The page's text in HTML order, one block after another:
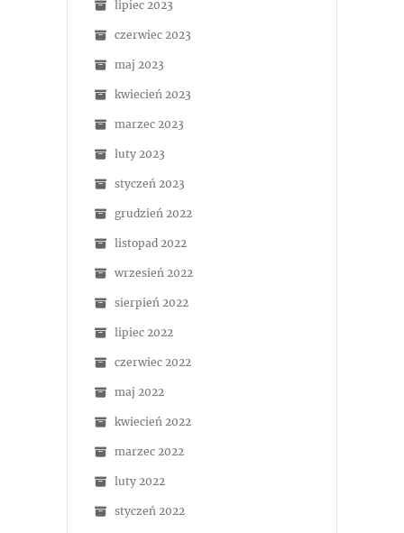
lipiec 2023
czerwiec 2023
maj 2023
kwiecień 2023
marzec 2023
luty 2023
styczeń 2023
grudzień 2022
listopad 2022
wrzesień 2022
sierpień 2022
lipiec 2022
czerwiec 2022
maj 2022
kwiecień 2022
marzec 2022
luty 2022
styczeń 2022